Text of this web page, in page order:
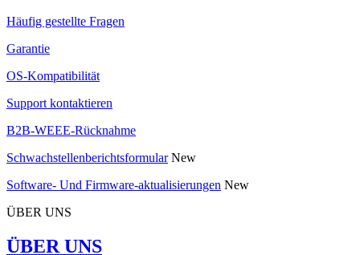
Häufig gestellte Fragen
Garantie
OS-Kompatibilität
Support kontaktieren
B2B-WEEE-Rücknahme
Schwachstellenberichtsformular New
Software- Und Firmware-aktualisierungen New
ÜBER UNS
ÜBER UNS